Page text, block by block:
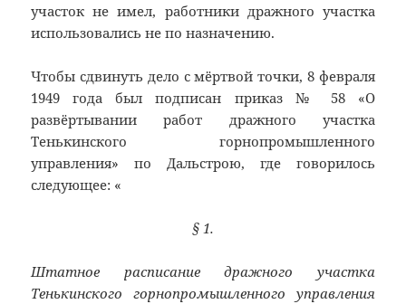
участок не имел, работники дражного участка
использовались не по назначению.
Чтобы сдвинуть дело с мёртвой точки, 8 февраля
1949 года был подписан приказ № 58 «О
развёртывании работ дражного участка
Тенькинского горнопромышленного
управления» по Дальстрою, где говорилось
следующее: «
§ 1.
Штатное расписание дражного участка
Тенькинского горнопромышленного управления